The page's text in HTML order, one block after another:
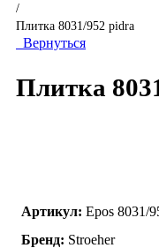
/
Плитка 8031/952 pidra
Вернуться
Плитка
Артикул: Epos 8031/
Бренд: Stroeher